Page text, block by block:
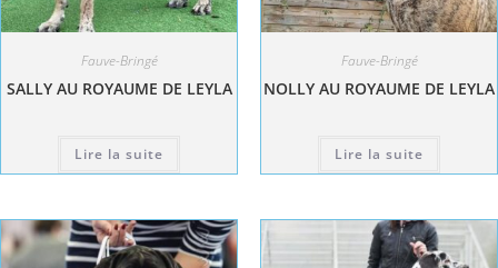
Fauve-Bringé
SALLY AU ROYAUME DE LEYLA
Lire la suite
Fauve-Bringé
NOLLY AU ROYAUME DE LEYLA
Lire la suite